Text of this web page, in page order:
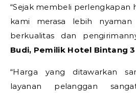
“Sejak membeli perlengkapan
kami merasa lebih
berkualitas dan
Budi, Pemilik Hotel Bintang 3
“Harga yang ditawarkan
layanan pelanggan